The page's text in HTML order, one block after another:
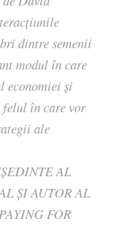
dintre semenii
modul în care
economiei şi
în care vor
ale
AL
ŞI AUTOR AL
FOR